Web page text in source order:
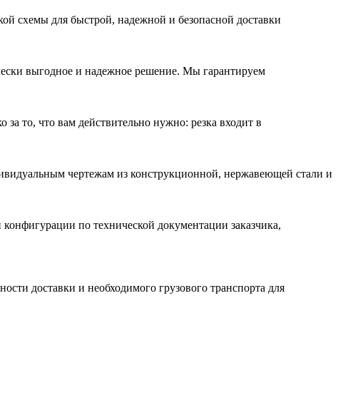
схемы для быстрой, надежной и безопасной доставки
выгодное и надежное решение. Мы гарантируем
за то, что вам действительно нужно: резка входит в
чертежам из конструкционной, нержавеющей стали и
по технической документации заказчика,
доставки и необходимого грузового транспорта для